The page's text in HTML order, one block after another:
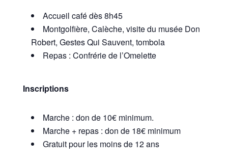
Accueil café dès 8h45
Montgolfière, Calèche, visite du musée Don
Robert, Gestes Qui Sauvent, tombola
Repas : Confrérie de l’Omelette
Inscriptions
Marche : don de 10€ minimum.
Marche + repas : don de 18€ minimum
Gratuit pour les moins de 12 ans